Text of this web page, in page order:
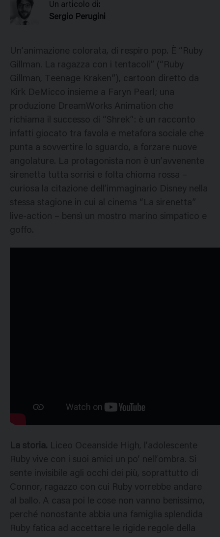
Un articolo di:
Sergio Perugini
Un’animazione colorata, di respiro pop. È “Ruby
Gillman. La ragazza con i tentacoli” (“Ruby
Gillman, Teenage Kraken”), cartoon diretto da
Kirk DeMicco insieme a Faryn Pearl; una
produzione DreamWorks Animation che
richiama il successo di “Shrek”: è un racconto
infatti giocato tra favola e metafora sociale che
punta a sovvertire lo sguardo, a forzare nuove
angolature. La protagonista non è un’avvenente
sirenetta tutta sorrisi e folta chioma rossa –
curiosa la citazione dell’immaginario Disney nella
stessa stagione in cui al cinema “La sirenetta”
live-action – bensì un mostro marino simpatico e
goffo.
La storia. Liceo Oceanside High, l’adolescente
Ruby vive con i suoi amici un po’ nell’ombra. Si
sente invisibile agli occhi dei più, soprattutto di
Connor, ragazzo con cui Ruby vorrebbe andare
al ballo. A casa poi le cose non vanno benissimo,
perché nonostante abbia una famiglia splendida
Ruby fatica ad accettare le rigide regole della